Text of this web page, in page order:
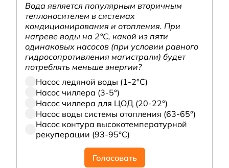
Вода является популярным вторичным
теплоносителем в системах
кондиционирования и отопления. При
нагреве воды на 2°С, какой из пяти
одинаковых насосов (при условии равного
гидросопротивления магистрали) будет
потреблять меньше энергии?
Насос ледяной воды (1-2°С)
Насос чиллера (3-5°)
Насос чиллера для ЦОД (20-22°)
Насос воды системы отопления (63-65°)
Насос контура высокотемпературной
рекуперации (93-95°С)
Голосовать